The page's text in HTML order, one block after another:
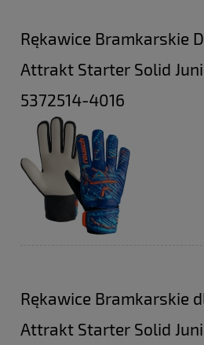
Rękawice Bramkarskie
Attrakt Starter Solid
5372514-4016
Rękawice Bramkarskie
Attrakt Starter Solid